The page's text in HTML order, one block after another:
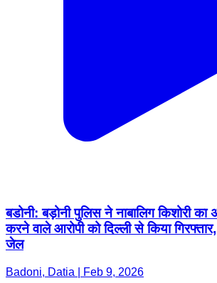
बडोनी: बड़ोनी पुलिस ने नाबालिग किशोरी
करने वाले आरोपी को दिल्ली से किया
जेल
Badoni, Datia | Feb 9, 2026